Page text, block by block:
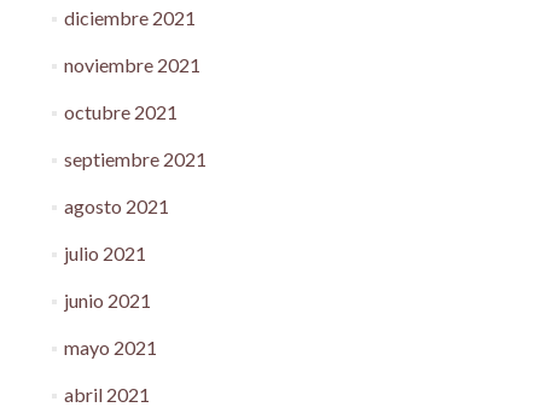
diciembre 2021
noviembre 2021
octubre 2021
septiembre 2021
agosto 2021
julio 2021
junio 2021
mayo 2021
abril 2021